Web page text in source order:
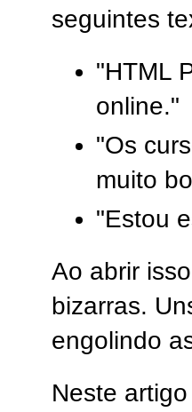
seguintes
"HTML
online."
"Os
muito
"Estou
Ao abrir
bizarras.
engolindo
Neste